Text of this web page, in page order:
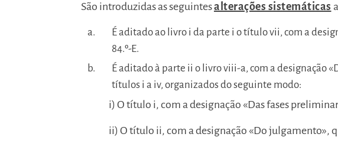
São introduzidas as seguintesalterações sistemáticas
É aditado ao livro i da parte i o título vii, com a
84.º-E.
É aditado à parte ii o livro viii-a, com a designação
títulos i a iv, organizados do seguinte modo:
i) O título i, com a designação «Das fases
ii) O título ii, com a designação «Do julgamento»,